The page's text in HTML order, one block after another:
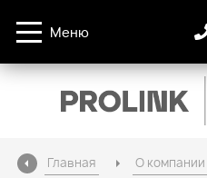
Меню
Главная О компании